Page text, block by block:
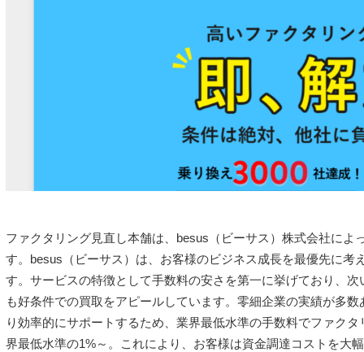
ファクタリング見直し本舗は、besus（ビーサス）株式会社によ
す。besus（ビーサス）は、お客様のビジネス成長を最優先に考
す。サービスの特徴として手数料の安さを第一に挙げており、
も好条件での買取をアピールしています。零細企業の実績が多
り効率的にサポートするため、業界最低水準の手数料でファク
界最低水準の1%～。これにより、お客様は資金調達コストを大